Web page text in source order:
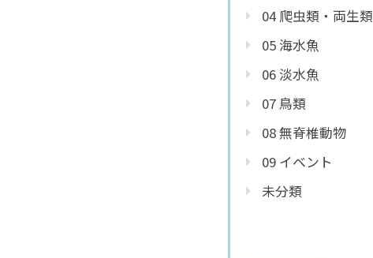
04 爬虫類・両生類
05 海水魚
06 淡水魚
07 鳥類
08 無脊椎動物
09 イベント
未分類